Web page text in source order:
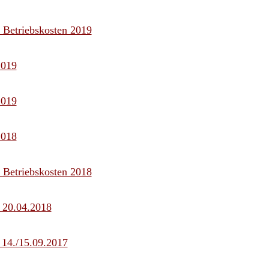
2019
2018
15.09.2017